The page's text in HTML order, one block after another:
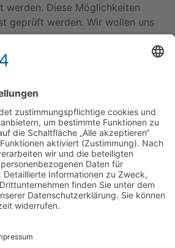
werden. Diese Möglichkeiten
geprüft werden. Wir wollen uns
Datenschutzerklärung
Ziele
Im Rat
Im Verein